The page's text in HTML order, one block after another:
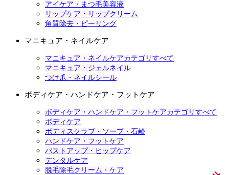
アイケア・まつ毛美容液
リップケア・リップクリーム
角質除去・ピーリング
マニキュア・ネイルケア
マニキュア・ネイルケアカテゴリすべて
マニキュア・ジェルネイル
つけ爪・ネイルシール
ボディケア・ハンドケア・フットケア
ボディケア・ハンドケア・フットケアカテゴリすべて
ボディケア
ボディスクラブ・ソープ・石鹸
ハンドケア・フットケア
バストアップ・ヒップケア
デンタルケア
脱毛除毛クリーム・ケア